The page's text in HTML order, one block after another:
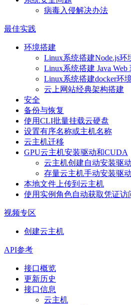
病毒入侵解决办法
最佳实践
环境搭建
Linux系统搭建Node.js环
Linux系统搭建 Java Web
Linux系统搭建docker环
云上网站经典架构搭建
安全
备份与恢复
使用CLI批量挂载云硬盘
设置有序名称或主机名称
云主机迁移
GPU云主机安装驱动和CUDA
云主机创建自动安装驱
存量云主机手动安装驱
本地文件上传到云主机
使用实例角色自动获取凭证访
视频专区
创建云主机
API参考
接口概览
更新历史
接口信息
云主机